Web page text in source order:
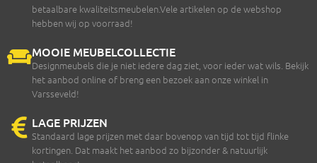
betaalbare kwaliteitsmeubelen.Vele artikelen op de webshop
hebben wij op voorraad!
MOOIE MEUBELCOLLECTIE
Designmeubels die je niet iedere dag ziet, voor ieder wat wils. Bekijk
het aanbod online of breng een bezoek aan onze winkel in
Varsseveld!
LAGE PRIJZEN
Standaard lage prijzen met daar bovenop van tijd tot tijd flinke
kortingen. Dat maakt het aanbod zo bijzonder & natuurlijk